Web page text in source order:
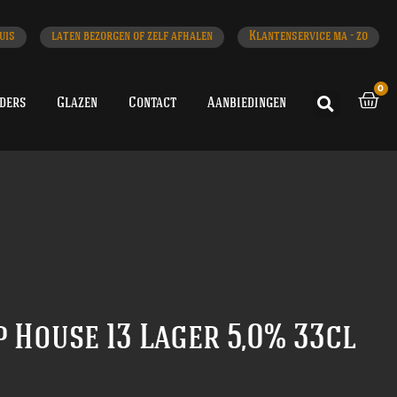
laten bezorgen of zelf afhalen Klantenservice ma - zo
Glazen Contact Aanbiedingen
0
House 13 Lager 5,0% 33cl